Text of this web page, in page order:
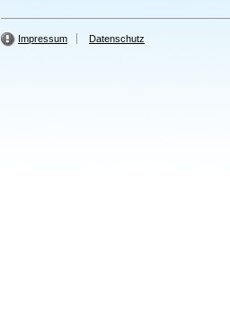
Impressum Datenschutz